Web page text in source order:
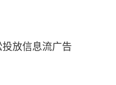
放信息流广告